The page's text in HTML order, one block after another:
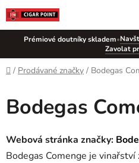
Přejít
na
obsah
Prémiové doutníky skladem•
Zavolat
Domů
/ Prodávané značky / Bodegas
Bodegas
Webová stránka značky:
Bodegas Comenge je